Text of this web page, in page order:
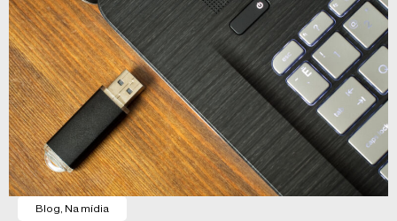
Blog Na mídia